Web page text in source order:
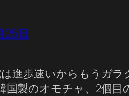
25日
進歩速いからもうガラ
国製のオモチャ、2個目